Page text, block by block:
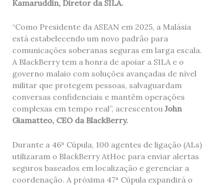
Kamaruddin, Diretor da SILA.
“Como Presidente da ASEAN em 2025, a Malásia
está estabelecendo um novo padrão para
comunicações soberanas seguras em larga escala.
A BlackBerry tem a honra de apoiar a SILA e o
governo malaio com soluções avançadas de nível
militar que protegem pessoas, salvaguardam
conversas confidenciais e mantêm operações
complexas em tempo real”, acrescentouJohn
Giamatteo, CEO da BlackBerry.
Durante a 46ª Cúpula, 100 agentes de ligação (ALs)
utilizaram o BlackBerry AtHoc para enviar alertas
seguros baseados em localização e gerenciar a
coordenação. A próxima 47ª Cúpula expandirá o